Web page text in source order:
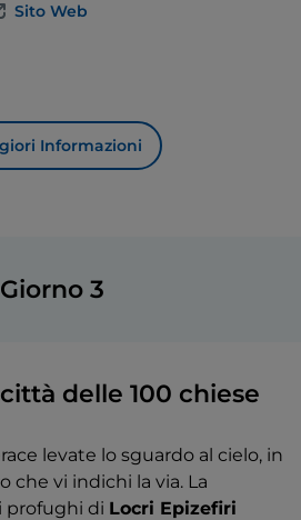
Sito Web
Informazioni
Giorno 3
delle 100 chiese
levate lo sguardo al cielo, in
che vi indichi la via. La
profughi di Locri Epizefiri